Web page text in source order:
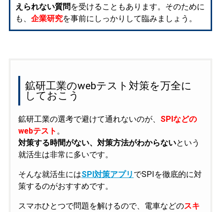
えられない質問 を受けることもあります。そのために
も、 企業研究を事前にしっかりして臨みましょう。
鉱研工業のwebテスト対策を万全に
しておこう
鉱研工業の選考で避けて通れないのが、 SPIなどの
webテスト 。
対策する時間がない、対策方法がわからないという
就活生は非常に多いです。
そんな就活生にはSPI対策アプリ でSPIを徹底的に対
策するのがおすすめです。
スマホひとつで問題を解けるので、電車などのスキ